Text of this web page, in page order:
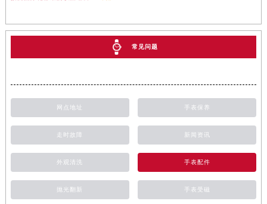
常见问题
网点地址 手表保养
走时故障 新闻资讯
外观清洗 手表配件
抛光翻新 手表受磁